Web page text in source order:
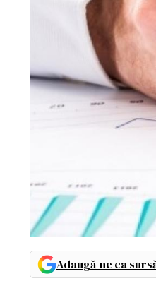
Adaugă-ne ca